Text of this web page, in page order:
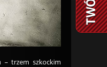
– trzem szkockim